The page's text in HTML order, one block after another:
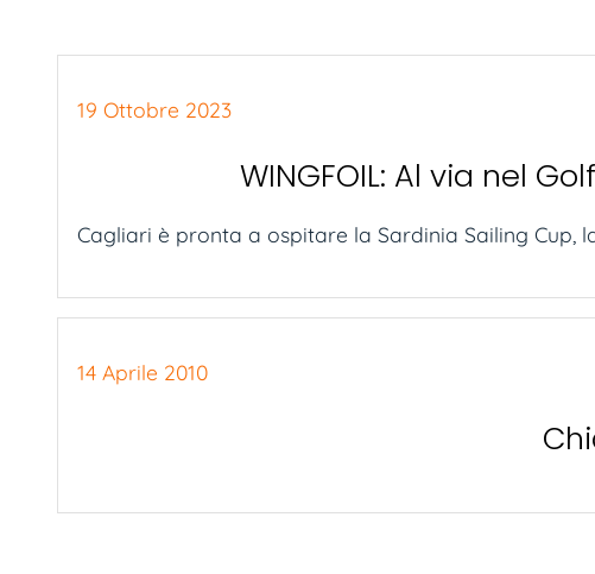
19 Ottobre 2023
WINGFOIL: Al via nel
Cagliari è pronta a ospitare la Sardinia Sailing Cup,
14 Aprile 2010